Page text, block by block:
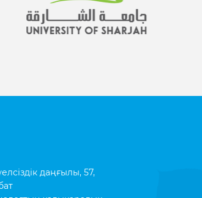
даңғылы, 57,